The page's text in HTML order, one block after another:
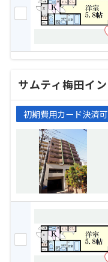
サムティ梅田イ
初期費用カード決済可